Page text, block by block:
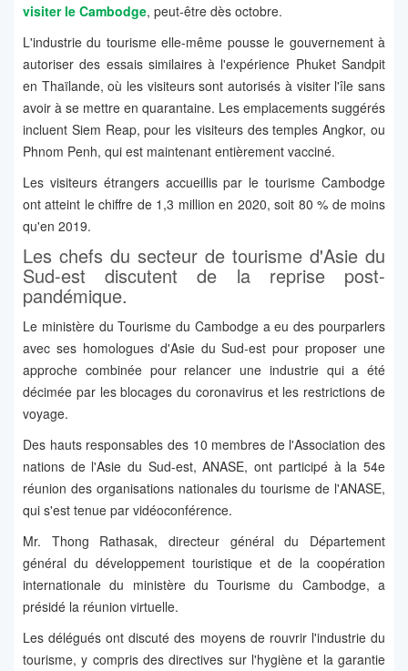
visiter le Cambodge, peut-être dès octobre.
L'industrie du tourisme elle-même pousse le gouvernement à
autoriser des essais similaires à l'expérience Phuket Sandpit
en Thaïlande, où les visiteurs sont autorisés à visiter l'île sans
avoir à se mettre en quarantaine. Les emplacements suggérés
incluent Siem Reap, pour les visiteurs des temples Angkor, ou
Phnom Penh, qui est maintenant entièrement vacciné.
Les visiteurs étrangers accueillis par le tourisme Cambodge
ont atteint le chiffre de 1,3 million en 2020, soit 80 % de moins
qu'en 2019.
Les chefs du secteur de tourisme d'Asie du
Sud-est discutent de la reprise post-
pandémique.
Le ministère du Tourisme du Cambodge a eu des pourparlers
avec ses homologues d'Asie du Sud-est pour proposer une
approche combinée pour relancer une industrie qui a été
décimée par les blocages du coronavirus et les restrictions de
voyage.
Des hauts responsables des 10 membres de l'Association des
nations de l'Asie du Sud-est, ANASE, ont participé à la 54e
réunion des organisations nationales du tourisme de l'ANASE,
qui s'est tenue par vidéoconférence.
Mr. Thong Rathasak, directeur général du Département
général du développement touristique et de la coopération
internationale du ministère du Tourisme du Cambodge, a
présidé la réunion virtuelle.
Les délégués ont discuté des moyens de rouvrir l'industrie du
tourisme, y compris des directives sur l'hygiène et la garantie